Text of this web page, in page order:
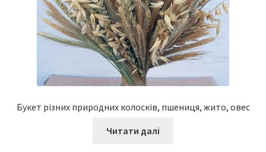
Букет різних природних колосків, пшениця, жито, овес
Читати далі